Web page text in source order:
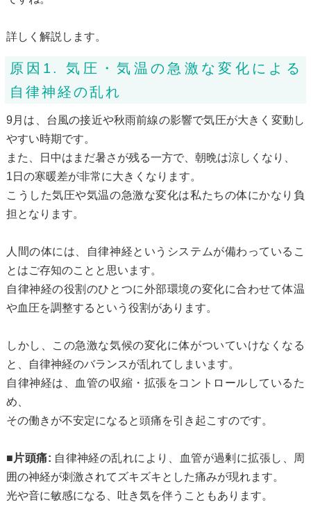
詳しく解説します。
原因1. 気圧・気温の急激な変化による
自律神経の乱れ
9月は、台風の接近や秋雨前線の影響で気圧が大きく変動し
やすい時期です。
また、日中はまだ暑さが残る一方で、朝晩は涼しくなり、
1日の寒暖差が非常に大きくなります。
こうした気圧や気温の急激な変化は私たちの体にかなり負
担となります。
人間の体には、自律神経というシステムが備わっているこ
とはご存知のことと思います。
自律神経の役割のひとつに外部環境の変化に合わせて体温
や血圧を調整するという役割があります。
しかし、この急激な気候の変化に体がついていけなくなる
と、自律神経のバランスが乱れてしまいます。
自律神経は、血管の収縮・拡張をコントロールしているた
め、
その働きが不安定になると頭痛を引き起こすのです。
■片頭痛: 自律神経の乱れにより、血管が過剰に拡張し、周
囲の神経が刺激されてズキズキとした痛みが現れます。
光や音に敏感になる、吐き気を伴うこともあります。